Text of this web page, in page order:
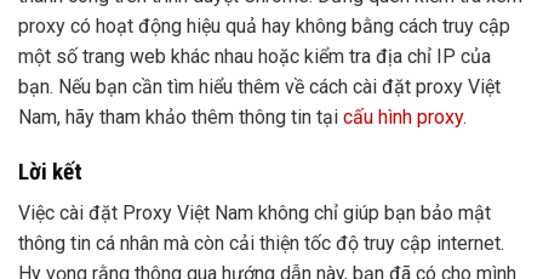
proxy có hoạt động hiệu quả hay không bằng cách truy cập
một số trang web khác nhau hoặc kiểm tra địa chỉ IP của
bạn. Nếu bạn cần tìm hiểu thêm về cách cài đặt proxy Việt
Nam, hãy tham khảo thêm thông tin tại cấu hình proxy.
Lời kết
Việc cài đặt Proxy Việt Nam không chỉ giúp bạn bảo mật
thông tin cá nhân mà còn cải thiện tốc độ truy cập internet.
Hy vọng rằng thông qua hướng dẫn này, bạn đã có cho mình